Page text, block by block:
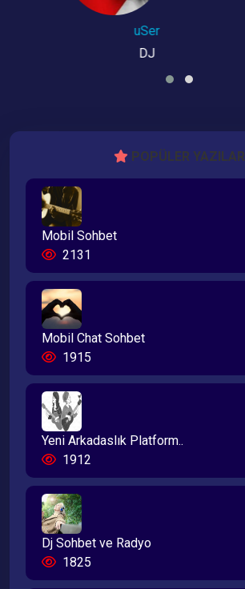
POPÜLER YAZILAR
Mobil Sohbet
2131
Mobil Chat Sohbet
1915
Yeni Arkadaslık Platform..
1912
Dj Sohbet ve Radyo
1825